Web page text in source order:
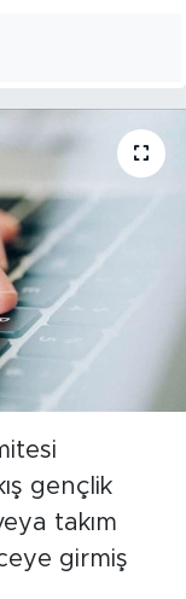
gençlik
takım
girmiş